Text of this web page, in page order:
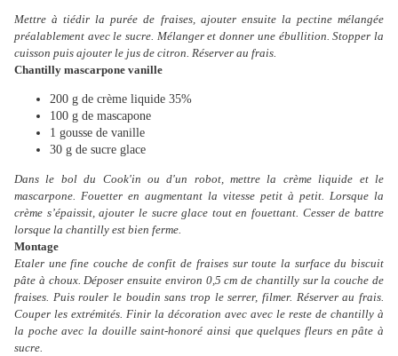
Mettre à tiédir la purée de fraises, ajouter ensuite la pectine mélangée
préalablement avec le sucre. Mélanger et donner une ébullition. Stopper la
cuisson puis ajouter le jus de citron. Réserver au frais.
Chantilly mascarpone vanille
200 g de crème liquide 35%
100 g de mascapone
1 gousse de vanille
30 g de sucre glace
Dans le bol du Cook'in ou d'un robot, mettre la crème liquide et le
mascarpone. Fouetter en augmentant la vitesse petit à petit. Lorsque la
crème s’épaissit, ajouter le sucre glace tout en fouettant. Cesser de battre
lorsque la chantilly est bien ferme.
Montage
Etaler une fine couche de confit de fraises sur toute la surface du biscuit
pâte à choux.Déposer ensuite environ 0,5 cm de chantilly sur la couche de
fraises. Puis rouler le boudin sans trop le serrer, filmer. Réserver au frais.
Couper les extrémités. Finir la décoration avec avec le reste de chantilly à
la poche avec la douille saint-honoré ainsi que quelques fleurs en pâte à
sucre.